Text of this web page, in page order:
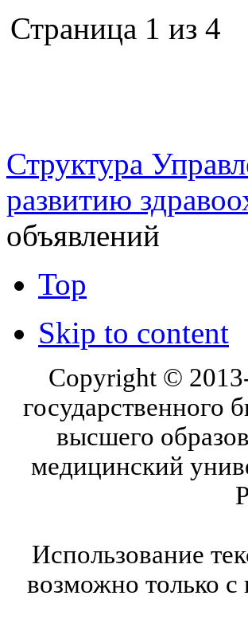
Страница 1 из 4
Структура
развитию
объявлений
Top
Skip to content
Copyright ©
государственного
высшего
медицинский
Использование
возможно только